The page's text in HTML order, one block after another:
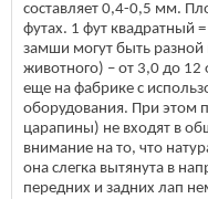
составляет 0,4-0,5 мм.
футах. 1 фут квадратный
замши могут быть
животного) – от 3,0 до 12
еще на фабрике с
оборудования. При этом
царапины) не входят в
внимание на то, что
она слегка вытянута в
передних и задних лап